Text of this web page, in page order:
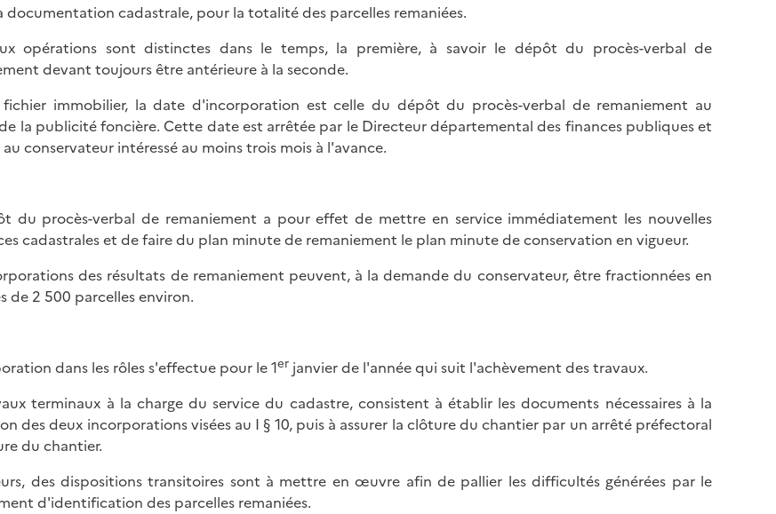
documentation cadastrale, pour la totalité des parcelles remaniées.
opérations sont distinctes dans le temps, la première, à savoir le dépôt du procès-verbal de
devant toujours être antérieure à la seconde.
fichier immobilier, la date d'incorporation est celle du dépôt du procès-verbal de remaniement au
la publicité foncière. Cette date est arrêtée par le Directeur départemental des finances publiques et
conservateur intéressé au moins trois mois à l'avance.
du procès-verbal de remaniement a pour effet de mettre en service immédiatement les nouvelles
cadastrales et de faire du plan minute de remaniement le plan minute de conservation en vigueur.
des résultats de remaniement peuvent, à la demande du conservateur, être fractionnées en
de 2 500 parcelles environ.
dans les rôles s'effectue pour le 1er janvier de l'année qui suit l'achèvement des travaux.
terminaux à la charge du service du cadastre, consistent à établir les documents nécessaires à la
des deux incorporations visées au I § 10, puis à assurer la clôture du chantier par un arrêté préfectoral
du chantier.
des dispositions transitoires sont à mettre en œuvre afin de pallier les difficultés générées par le
d'identification des parcelles remaniées.